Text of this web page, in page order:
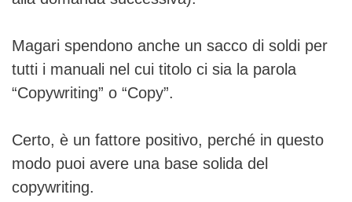
Magari spendono anche un sacco di soldi per
tutti i manuali nel cui titolo ci sia la parola
“Copywriting” o “Copy”.
Certo, è un fattore positivo, perché in questo
modo puoi avere una base solida del
copywriting.